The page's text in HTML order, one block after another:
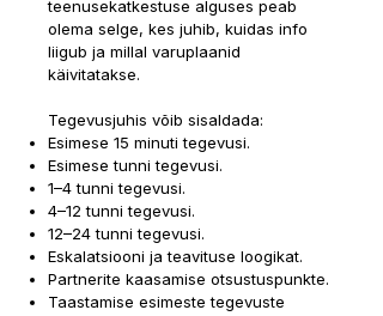
teenusekatkestuse alguses peab
olema selge, kes juhib, kuidas info
liigub ja millal varuplaanid
käivitatakse.
Tegevusjuhis võib sisaldada:
Esimese 15 minuti tegevusi.
Esimese tunni tegevusi.
1–4 tunni tegevusi.
4–12 tunni tegevusi.
12–24 tunni tegevusi.
Eskalatsiooni ja teavituse loogikat.
Partnerite kaasamise otsustuspunkte.
Taastamise esimeste tegevuste